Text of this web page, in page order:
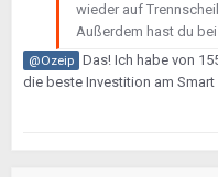
wieder auf
Außerdem hast du
@Ozeip Das! Ich habe von
die beste Investition am Smart